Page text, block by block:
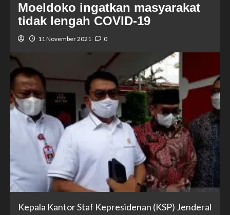
Moeldoko ingatkan masyarakat
tidak lengah COVID-19
11 November 2021 0
Kepala Kantor Staf Kepresidenan (KSP) Jenderal